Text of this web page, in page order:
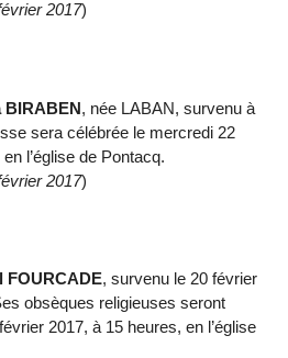
2017)
BIRABEN, née LABAN, survenu à
sera célébrée le mercredi 22
l’église de Pontacq.
2017)
FOURCADE, survenu le 20 février
obsèques religieuses seront
2017, à 15 heures, en l’église